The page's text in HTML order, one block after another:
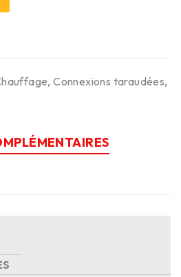
,Connexions taraudées,